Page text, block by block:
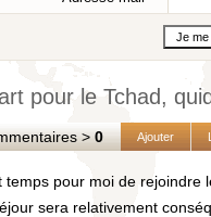
pour le Tchad,
>0 Ajouter
temps pour moi de rejoindre
sera relativement